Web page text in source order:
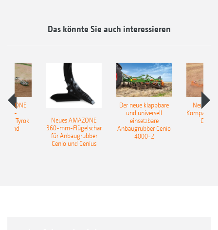
Das könnte Sie auch interessieren
Tyrok
Neues AMAZONE
360-mm-Flügelschar
für Anbaugrubber
Cenio und Cenius
Der neue klappbare
und universell
einsetzbare
Anbaugrubber Cenio
4000-2
Neue